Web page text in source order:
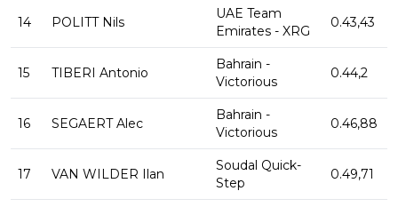
14 POLITT Nils
UAE Team
Emirates - XRG
0.43,43
15 TIBERI Antonio
Bahrain -
Victorious
0.44,2
16 SEGAERT Alec
Bahrain -
Victorious
0.46,88
17 VAN WILDER Ilan
Soudal Quick-
Step
0.49,71